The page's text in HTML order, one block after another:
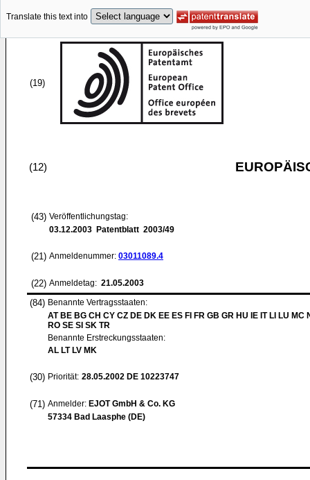
Translate this text into
(19)
(12)
(43) Veröffentlichungstag:
03.12.2003 Patentblatt 2003/49
(21) Anmeldenummer: 03011089.4
(22) Anmeldetag: 21.05.2003
(84) Benannte Vertragsstaaten:
AT BE BG CH CY CZ DE DK EE ES FI FR GB GR HU IE IT LI LU MC
RO SE SI SK TR
Benannte Erstreckungsstaaten:
AL LT LV MK
(30) Priorität: 28.05.2002 DE 10223747
(71) Anmelder: EJOT GmbH & Co. KG
57334 Bad Laasphe (DE)